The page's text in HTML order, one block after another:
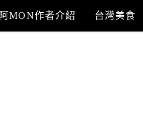
阿MON作者介紹 台灣美食